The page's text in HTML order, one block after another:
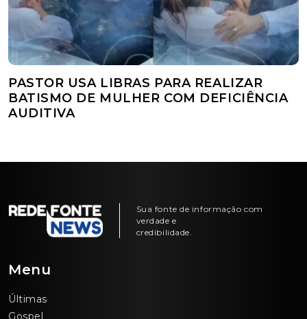
PASTOR USA LIBRAS PARA REALIZAR
BATISMO DE MULHER COM DEFICIÊNCIA
AUDITIVA
Sua fonte de informação com
verdade e
credibilidade.
Menu
Últimas
Gospel